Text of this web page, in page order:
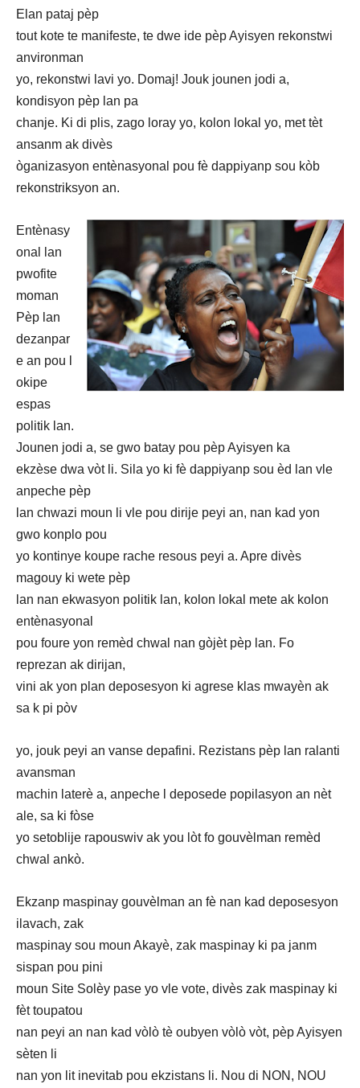
Elan pataj pèp
tout kote te manifeste, te dwe ide pèp Ayisyen rekonstwi
anvironman
yo, rekonstwi lavi yo. Domaj! Jouk jounen jodi a,
kondisyon pèp lan pa
chanje. Ki di plis, zago loray yo, kolon lokal yo, met tèt
ansanm ak divès
òganizasyon entènasyonal pou fè dappiyanp sou kòb
rekonstriksyon an.
Entènasy
onal lan
pwofite
moman
Pèp lan
dezanpar
e an pou l
okipe
espas
politik lan.
Jounen jodi a, se gwo batay pou pèp Ayisyen ka
ekzèse dwa vòt li. Sila yo ki fè dappiyanp sou èd lan vle
anpeche pèp
lan chwazi moun li vle pou dirije peyi an, nan kad yon
gwo konplo pou
yo kontinye koupe rache resous peyi a. Apre divès
magouy ki wete pèp
lan nan ekwasyon politik lan, kolon lokal mete ak kolon
entènasyonal
pou foure yon remèd chwal nan gòjèt pèp lan. Fo
reprezan ak dirijan,
vini ak yon plan deposesyon ki agrese klas mwayèn ak
sa k pi pòv
yo, jouk peyi an vanse depafini. Rezistans pèp lan ralanti
avansman
machin laterè a, anpeche l deposede popilasyon an nèt
ale, sa ki fòse
yo setoblije rapouswiv ak you lòt fo gouvèlman remèd
chwal ankò.
Ekzanp maspinay gouvèlman an fè nan kad deposesyon
ilavach, zak
maspinay sou moun Akayè, zak maspinay ki pa janm
sispan pou pini
moun Site Solèy pase yo vle vote, divès zak maspinay ki
fèt toupatou
nan peyi an nan kad vòlò tè oubyen vòlò vòt, pèp Ayisyen
sèten li
nan yon lit inevitab pou ekzistans li. Nou di NON, NOU